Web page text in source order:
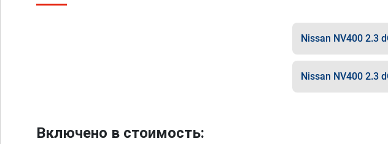
Nissan NV400 2.3
Nissan NV400 2.3
Включено в стоимость: